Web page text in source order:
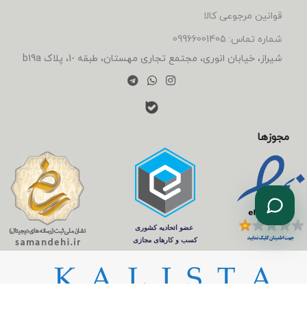
قوانین مرجوعی کالا
شماره تماس: 09966001405
شیراز، خیابان انوری، مجتمع تجاری مهستان، طبقه -1، پلاک b19a
مجوزها